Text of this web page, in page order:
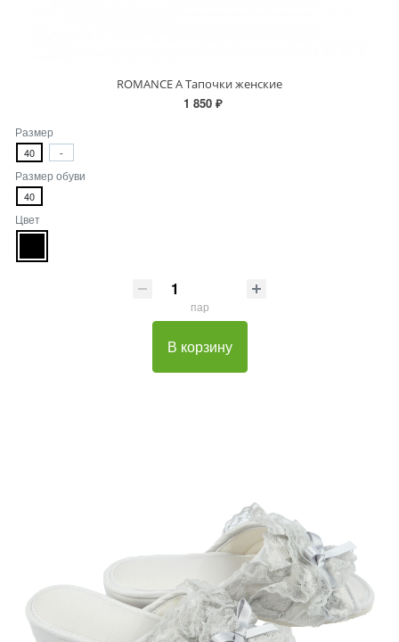
ROMANCE A Тапочки женские
1 850 ₽
Размер
40 -
Размер обуви
40
Цвет
пар
В корзину